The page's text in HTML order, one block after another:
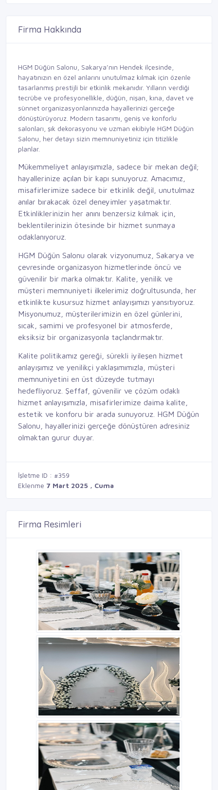
hayatınızın en özel anlarını unutulmaz kılmak için özenle
tasarlanmış prestijli bir etkinlik mekanıdır. Yılların verdiği
tecrübe ve profesyonellikle, düğün, nişan, kına, davet ve
sünnet organizasyonlarınızda hayallerinizi gerçeğe
dönüştürüyoruz. Modern tasarımı, geniş ve konforlu
salonları, şık dekorasyonu ve uzman ekibiyle HGM Düğün
Salonu, her detayı sizin memnuniyetiniz için titizlikle
planlar.
Mükemmeliyet anlayışımızla, sadece bir mekan değil;
hayallerinize açılan bir kapı sunuyoruz. Amacımız,
misafirlerimize sadece bir etkinlik değil, unutulmaz
anılar bırakacak özel deneyimler yaşatmaktır.
Etkinliklerinizin her anını benzersiz kılmak için,
beklentilerinizin ötesinde bir hizmet sunmaya
odaklanıyoruz.
HGM Düğün Salonu olarak vizyonumuz, Sakarya ve
çevresinde organizasyon hizmetlerinde öncü ve
güvenilir bir marka olmaktır. Kalite, yenilik ve
müşteri memnuniyeti ilkelerimiz doğrultusunda, her
etkinlikte kusursuz hizmet anlayışımızı yansıtıyoruz.
Misyonumuz, müşterilerimizin en özel günlerini,
sıcak, samimi ve profesyonel bir atmosferde,
eksiksiz bir organizasyonla taçlandırmaktır.
Kalite politikamız gereği, sürekli iyileşen hizmet
anlayışımız ve yenilikçi yaklaşımımızla, müşteri
memnuniyetini en üst düzeyde tutmayı
hedefliyoruz. Şeffaf, güvenilir ve çözüm odaklı
hizmet anlayışımızla, misafirlerimize daima kalite,
estetik ve konforu bir arada sunuyoruz. HGM Düğün
Salonu, hayallerinizi gerçeğe dönüştüren adresiniz
olmaktan gurur duyar.
Eklenme7 Mart 2025 , Cuma